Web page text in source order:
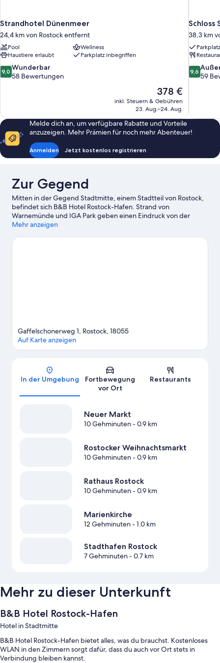
Strandhotel Dünenmeer
24,4 km von Rostock entfernt
Pool
Wellness
Haustiere erlaubt
Parkplatz inbegriffen
9.0
von
Bewertungen
9,0 Wunderbar
58 Bewertungen
Der
Preis
beträgt
378 €
inkl. Steuern & Gebühren
23. Aug.–24. Aug.
Schloss
38,3 km
9.6
von
9,6
59
Melde dich an, um verfügbare Rabatte und Vorteile
anzuzeigen. Mehr Prämien für noch mehr Abenteuer!
Anmelden Jetzt kostenlos registrieren
Zur Gegend
Mitten in der Gegend Stadtmitte, einem Stadtteil von Rostock,
befindet sich B&B Hotel Rostock-Hafen. Strand von
Warnemünde und IGA Park geben einen Eindruck von der
schönen Natur der Region. Zu den Attraktionen vor Ort zählt
Ebenfalls einen Besuch wert sind diese beiden Highlights:
Mehr anzeigen
Karte
Gaffelschonerweg 1, Rostock, 18055
Auf Karte anzeigen
In der Umgebung
Fortbewegung
vor Ort
Restaurants
Neuer Markt
10 Gehminuten- 0.9 km
Rostocker Weihnachtsmarkt
10 Gehminuten- 0.9 km
Rathaus Rostock
10 Gehminuten- 0.9 km
Marienkirche
12 Gehminuten- 1.0 km
Stadthafen Rostock
7 Gehminuten- 0.7 km
Mehr zu dieser Unterkunft
B&B Hotel Rostock-Hafen
Hotel in Stadtmitte
B&B Hotel Rostock-Hafen bietet alles, was du brauchst. Kostenloses
WLAN in den Zimmern sorgt dafür, dass du auch vor Ort stets in
Verbindung bleiben kannst.